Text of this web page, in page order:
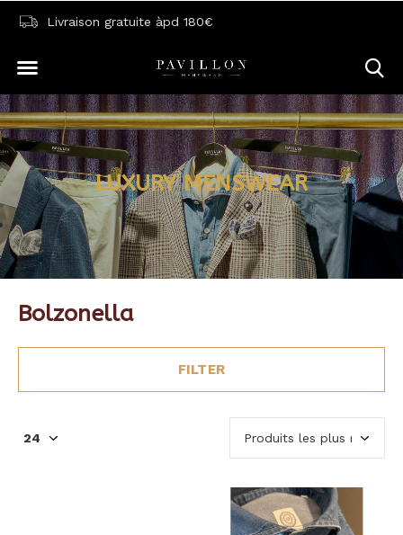
Livraison gratuite àpd 180€
LUXURY MENSWEAR
Bolzonella
FILTER